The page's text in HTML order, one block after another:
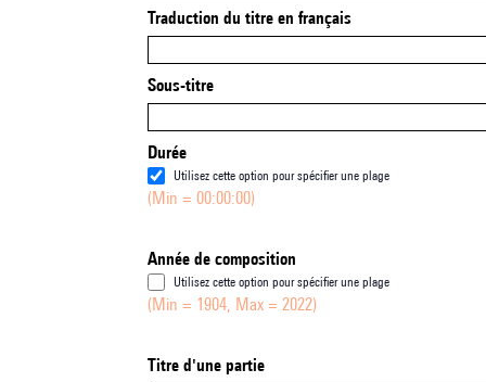
Traduction du titre en français
Sous-titre
Durée
Utilisez cette option pour spécifier une plage
(Min = 00:00:00)
Année de composition
Utilisez cette option pour spécifier une plage
(Min = 1904, Max = 2022)
Titre d'une partie